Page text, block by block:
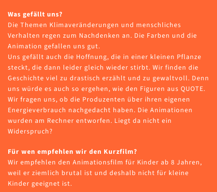
Was gefällt uns?
Die Themen Klimaveränderungen und menschliches
Verhalten regen zum Nachdenken an. Die Farben und die
Animation gefallen uns gut.
Uns gefällt auch die Hoffnung, die in einer kleinen Pflanze
steckt, die dann leider gleich wieder stirbt. Wir finden die
Geschichte viel zu drastisch erzählt und zu gewaltvoll. Denn
uns würde es auch so ergehen, wie den Figuren aus QUOTE.
Wir fragen uns, ob die Produzenten über ihren eigenen
Energieverbrauch nachgedacht haben. Die Animationen
wurden am Rechner entworfen. Liegt da nicht ein
Widerspruch?
Für wen empfehlen wir den Kurzfilm?
Wir empfehlen den Animationsfilm für Kinder ab 8 Jahren,
weil er ziemlich brutal ist und deshalb nicht für kleine
Kinder geeignet ist.